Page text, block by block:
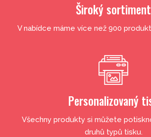
Široký sortiment
V nabídce máme více než 900
Personalizovaný
Všechny produkty si můžete
druhů typů tisku.